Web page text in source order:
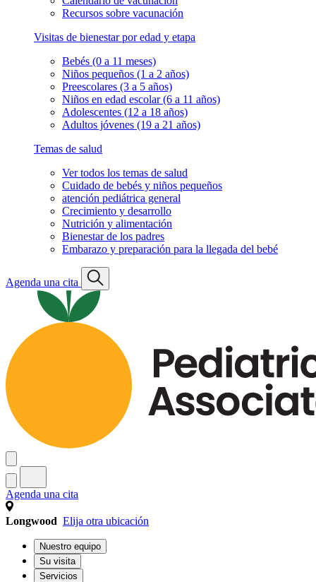
Recursos sobre vacunación
Visitas de bienestar por edad y etapa
Bebés (0 a 11 meses)
Niños pequeños (1 a 2 años)
Preescolares (3 a 5 años)
Niños en edad escolar (6 a 11 años)
Adolescentes (12 a 18 años)
Adultos jóvenes (19 a 21 años)
Temas de salud
Ver todos los temas de salud
Cuidado de bebés y niños pequeños
atención pediátrica general
Crecimiento y desarrollo
Nutrición y alimentación
Bienestar de los padres
Embarazo y preparación para la llegada del bebé
Agenda una cita
Agenda una cita
Longwood Elija otra ubicación
Nuestro equipo
Su visita
Servicios